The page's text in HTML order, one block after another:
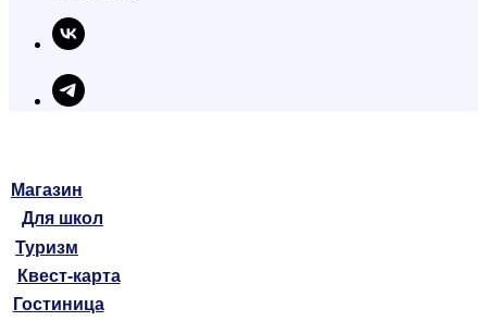
Магазин
Для школ
Туризм
Квест-карта
Гостиница